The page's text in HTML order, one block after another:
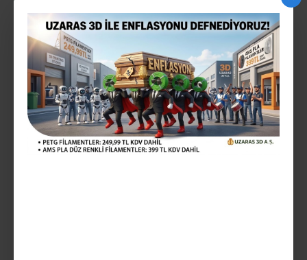
ARAMA KRITERLERINE UYGUN ÜRÜNLER
STOKTA VAR